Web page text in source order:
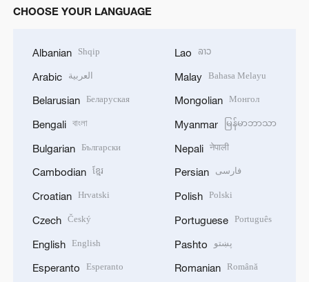
CHOOSE YOUR LANGUAGE
Albanian Shqip
Arabic العربية
Belarusian Беларуская
Bengali বাংলা
Bulgarian Български
Cambodian ខ្មែរ
Croatian Hrvatski
Czech Český
English English
Esperanto Esperanto
Lao ລາວ
Malay Bahasa Melayu
Mongolian Монгол
Myanmar မြန်မာဘာသာ
Nepali नेपाली
Persian فارسی
Polish Polski
Portuguese Português
Pashto پښتو
Romanian Română